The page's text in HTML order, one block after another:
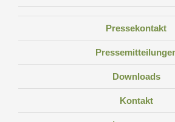
Pressekontakt
Downloads
Kontakt